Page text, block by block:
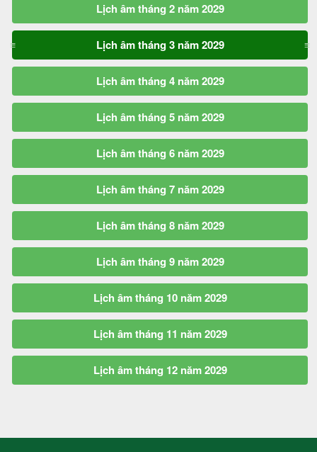
Lịch âm tháng 2 năm 2029
Lịch âm tháng 3 năm 2029
Lịch âm tháng 4 năm 2029
Lịch âm tháng 5 năm 2029
Lịch âm tháng 6 năm 2029
Lịch âm tháng 7 năm 2029
Lịch âm tháng 8 năm 2029
Lịch âm tháng 9 năm 2029
Lịch âm tháng 10 năm 2029
Lịch âm tháng 11 năm 2029
Lịch âm tháng 12 năm 2029